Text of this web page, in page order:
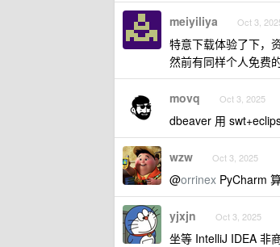
meiyiliya Oct 3,
特意下载体验了下，
然前有同样个人免费
movq Oct 3, 2025
dbeaver 用
wzw Oct 3, 2025
@orrinex PyCharm
yjxjn Oct 3, 2025
坐等 IntelliJ IDEA 非